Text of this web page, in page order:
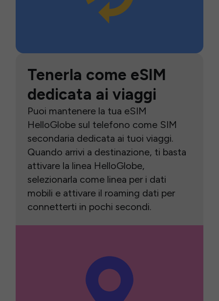
Tenerla come eSIM
dedicata ai viaggi
Puoi mantenere la tua eSIM
HelloGlobe sul telefono come SIM
secondaria dedicata ai tuoi viaggi.
Quando arrivi a destinazione, ti basta
attivare la linea HelloGlobe,
selezionarla come linea per i dati
mobili e attivare il roaming dati per
connetterti in pochi secondi.